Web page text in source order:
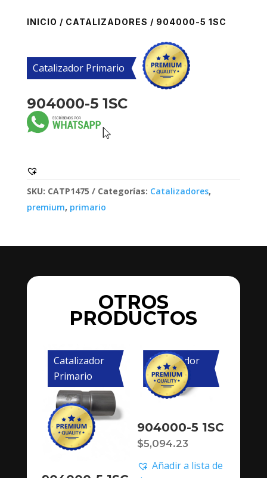
INICIO / CATALIZADORES / 904000-5 1SC
Catalizador Primario
904000-5 1SC
SKU: CATP1475 Categorías: Catalizadores,
premium, primario
OTROS
PRODUCTOS
Catalizador
Primario
Catalizador
Primario
904000-5 1SC
$5,094.23
Añadir a lista de